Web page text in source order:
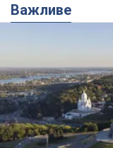
Важливе